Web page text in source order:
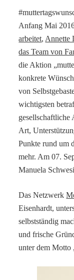
Anfang Mai
arbeitet, Annette
das Team von
die Aktion
konkrete
von
wichtigsten
Art,
Punkte rund um
mehr. Am 07.
Manuela
Das Netzwerk
Eisenhardt,
selbstständig
und frische
unter dem Motto